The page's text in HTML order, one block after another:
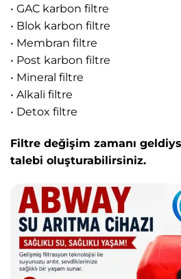
• GAC karbon filtre
• Blok karbon filtre
• Membran filtre
• Post karbon filtre
• Mineral filtre
• Alkali filtre
• Detox filtre
Filtre değişim zamanı
talebi oluşturabilirsiniz.